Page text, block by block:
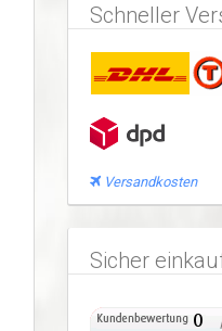
Schneller
Versandkosten
Sicher